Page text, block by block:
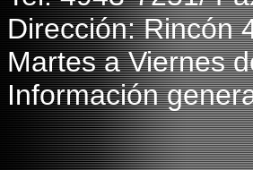
Dirección: Rincón
Martes a Viernes
Información